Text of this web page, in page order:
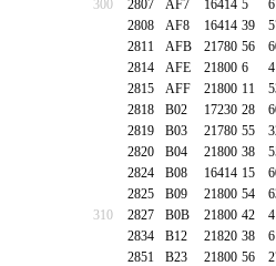
300
2807 AF7 16414 5
2808
AF8 16414 39
2811
AFB 21780 56
2814
AFE 21800 6
2815
AFF 21800 11
2818
B02 17230 28
2819
B03 21780 55
2820
B04 21800 38
2824
B08 16414 15
2825
B09 21800 54
310
2827 B0B 21800 42 4
2834
B12 21820 38
2851
B23 21800 56